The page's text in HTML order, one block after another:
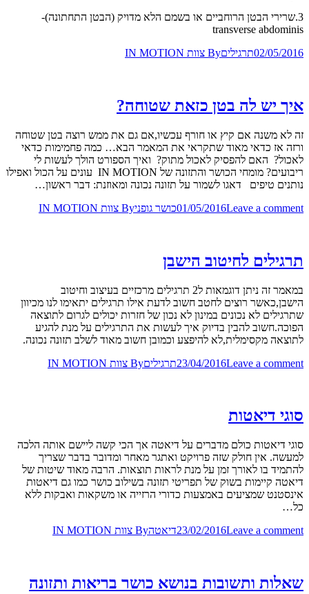
3.שרירי הבטן הרוחביים או בשמם הלא מדויק (הבטן התחתונה)-
transverse abdominis
02/05/2016תרגיליםBy צוות IN MOTION
איך יש לה בטן כזאת שטוחה?
זה לא משנה אם קיץ או חורף עכשיו,אם גם את ממש רוצה בטן שטוחה
ורזה אז כדאי מאוד שתקראי את המאמר הבא… כמה פחמימות כדאי
לאכול? האם להפסיק לאכול מתוק? ואיך הספורט הולך לעשות לי
ריבועים? מומחי הכושר והתזונה של IN MOTION עונים על הכול ואפילו
נותנים טיפים דאגו לשמור על תזונה נכונה ומאוזנת: דבר ראשון…
01/05/2016Leave a comment כושר גופניBy צוות IN MOTION
תרגילים לחיטוב הישבן
במאמר זה ניתן דוגמאות ל2 תרגילים מרכזיים בעיצוב וחיטוב
הישבן,כאשר רוצים לחטב חשוב לדעת אילו תרגילים יתאימו לנו מכיוון
שתרגילים לא נכונים במינון לא נכון של חזרות יכולים לגרום לתוצאה
הפוכה.חשוב להבין בדיוק איך לעשות את התרגילים על מנת להגיע
לתוצאה מקסימלית,לא להיפצע וכמובן חשוב מאוד לשלב תזונה נכונה.
23/04/2016Leave a comment תרגיליםBy צוות IN MOTION
סוגי דיאטות
סוגי דיאטות כולם מדברים על דיאטה אך הכי קשה ליישם אותה הלכה
למעשה. אין חולק שזה פרויקט ואתגר מאחר ומדובר בדבר שצריך
להתמיד בו לאורך זמן על מנת לראות תוצאות. הרבה מאוד שיטות של
דיאטה קיימות בשוק של תפריטי תזונה בשילוב כושר כמו גם דיאטות
אינסטנט שמציעים באמצעות כדורי הרזייה או משקאות ואבקות ללא
כל…
23/02/2016Leave a comment דיאטהBy צוות IN MOTION
שאלות ותשובות בנושא כושר בריאות ותזונה